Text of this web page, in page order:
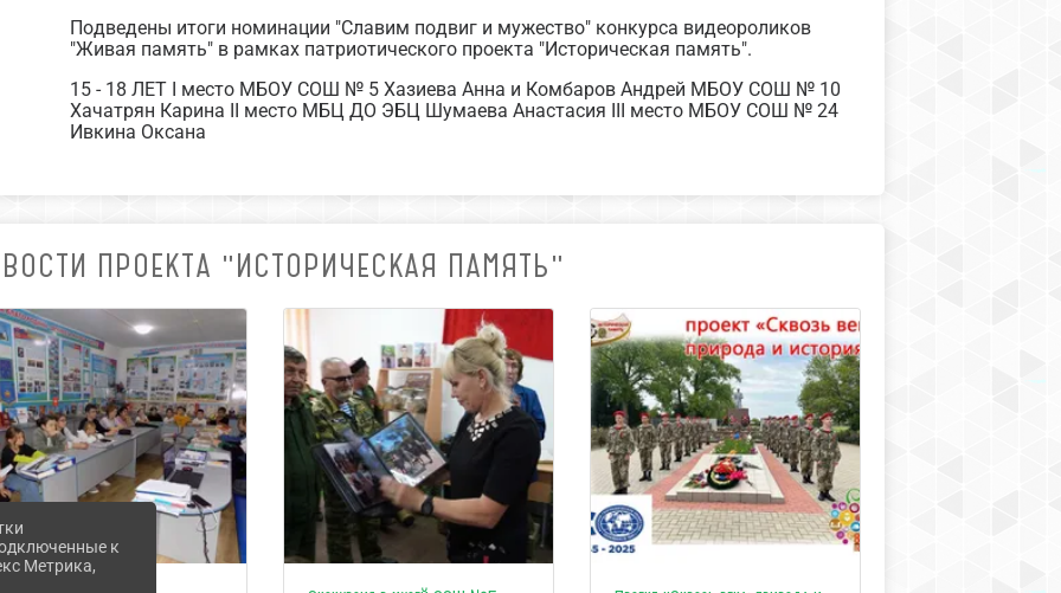
Подведены итоги номинации "Славим подвиг и мужество" конкурса видеороликов
"Живая память" в рамках патриотического проекта "Историческая память".
15 - 18 ЛЕТ I место МБОУ СОШ № 5 Хазиева Анна и Комбаров Андрей МБОУ СОШ № 10
Хачатрян Карина II место МБЦ ДО ЭБЦ Шумаева Анастасия III место МБОУ СОШ № 24
Ивкина Оксана
ПРОЕКТА "ИСТОРИЧЕСКАЯ ПАМЯТЬ"
к
Метрика,